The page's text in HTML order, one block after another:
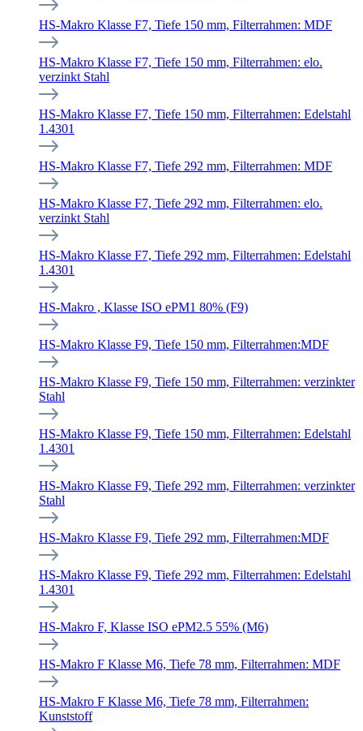
HS-Makro Klasse F7, Tiefe 150 mm, Filterrahmen: MDF
HS-Makro Klasse F7, Tiefe 150 mm, Filterrahmen: elo.
verzinkt Stahl
HS-Makro Klasse F7, Tiefe 150 mm, Filterrahmen: Edelstahl
1.4301
HS-Makro Klasse F7, Tiefe 292 mm, Filterrahmen: MDF
HS-Makro Klasse F7, Tiefe 292 mm, Filterrahmen: elo.
verzinkt Stahl
HS-Makro Klasse F7, Tiefe 292 mm, Filterrahmen: Edelstahl
1.4301
HS-Makro , Klasse ISO ePM1 80% (F9)
HS-Makro Klasse F9, Tiefe 150 mm, Filterrahmen:MDF
HS-Makro Klasse F9, Tiefe 150 mm, Filterrahmen: verzinkter
Stahl
HS-Makro Klasse F9, Tiefe 150 mm, Filterrahmen: Edelstahl
1.4301
HS-Makro Klasse F9, Tiefe 292 mm, Filterrahmen: verzinkter
Stahl
HS-Makro Klasse F9, Tiefe 292 mm, Filterrahmen:MDF
HS-Makro Klasse F9, Tiefe 292 mm, Filterrahmen: Edelstahl
1.4301
HS-Makro F, Klasse ISO ePM2.5 55% (M6)
HS-Makro F Klasse M6, Tiefe 78 mm, Filterrahmen: MDF
HS-Makro F Klasse M6, Tiefe 78 mm, Filterrahmen:
Kunststoff